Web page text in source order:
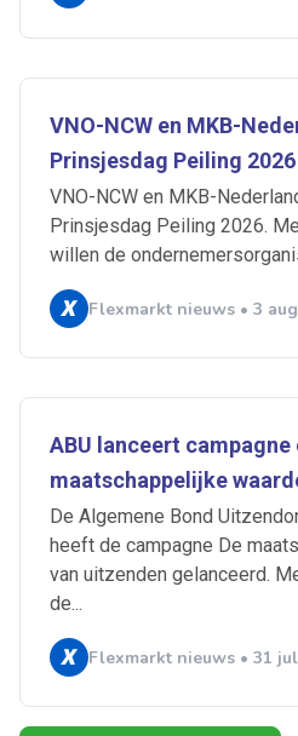
VNO-NCW en MKB-
Prinsjesdag Peiling 2026
VNO-NCW en MKB-
Prinsjesdag Peiling 2026.
willen de
Flexmarkt nieuws • 3
ABU lanceert campagne
maatschappelijke
De Algemene Bond
heeft de campagne De
van uitzenden gelanceerd.
de...
Flexmarkt nieuws • 31
Ontvang
je mailbox
Alerts ontvangen
Artikelen
Alles
Doorzaam
Normering Arbeid